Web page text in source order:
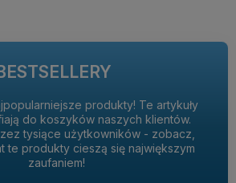
produkty! Te artykuły
do koszyków naszych klientów.
tysiące użytkowników - zobacz,
te produkty cieszą się największym
zaufaniem!